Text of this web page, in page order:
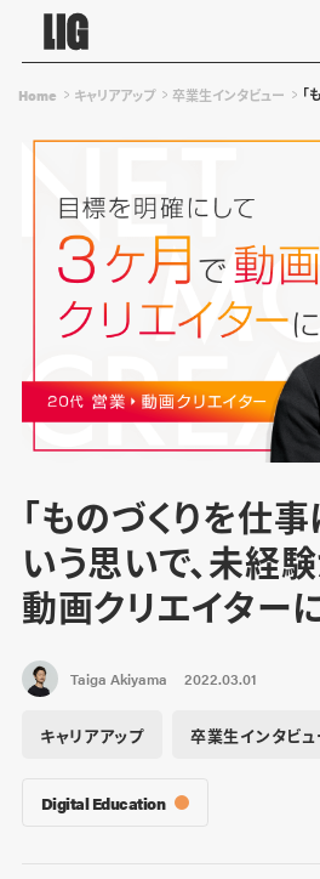
Home キャリアアップ 卒業生インタビュー 「
「ものづくりを仕
いう思いで、未経
動画クリエイター
Taiga Akiyama 2022.03.01
キャリアアップ 卒業生インタビュ
Digital Education